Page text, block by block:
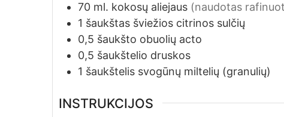
70 ml. kokosų aliejaus (naudotas
1 šaukštas šviežios citrinos sulčių
0,5 šaukšto obuolių acto
0,5 šaukštelio druskos
1 šaukštelis svogūnų miltelių (granulių)
INSTRUKCIJOS